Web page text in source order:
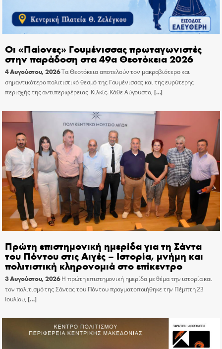
Οι «Παίονες» Γουμένισσας πρωταγωνιστές
στην παράδοση στα 49α Θεοτόκεια 2026
4 Αυγούστου, 2026Τα Θεοτόκεια αποτελούν τον μακροβιότερο και
σημαντικότερο πολιτιστικό θεσμό της Γουμένισσας και της ευρύτερης
περιοχής της αντιπεριφέρειας Κιλκίς. Κάθε Αύγουστο, […]
Πρώτη επιστημονική ημερίδα για τη Σάντα
του Πόντου στις Αιγές – Ιστορία, μνήμη και
πολιτιστική κληρονομιά στο επίκεντρο
3 Αυγούστου, 2026 Η πρώτη επιστημονική ημερίδα με θέμα την ιστορία και
τον πολιτισμό της Σάντας του Πόντου πραγματοποιήθηκε την Πέμπτη 23
Ιουλίου, […]